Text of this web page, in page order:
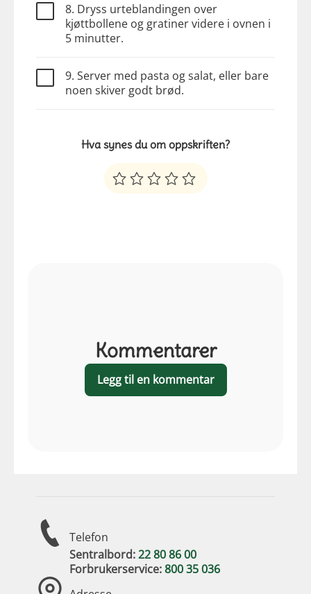
8. Dryss urteblandingen over
kjøttbollene og gratiner videre i ovnen i
5 minutter.
9. Server med pasta og salat, eller bare
noen skiver godt brød.
Hva synes du om oppskriften?
Kommentarer
Legg til en kommentar
Telefon
Sentralbord:22 80 86 00
Forbrukerservice:800 35 036